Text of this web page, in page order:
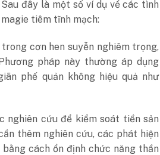
đây là một số ví dụ về các tình
tiêm tĩnh mạch:
cơn hen suyễn nghiêm trọng,
pháp này thường áp dụng
phế quản không hiệu quả như
nghiên cứu để kiểm soát tiền sản
thêm nghiên cứu, các phát hiện
cách ổn định chức năng thần